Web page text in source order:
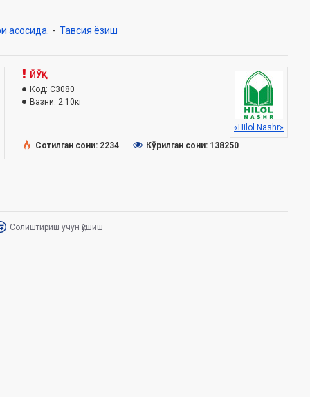
асосида. - Тавсия ёзиш
ЙЎҚ
Код: C3080
Вазни: 2.10кг
«Hilol Nashr»
Сотилган сони: 2234
Кўрилган сони: 138250
Солиштириш учун қўшиш